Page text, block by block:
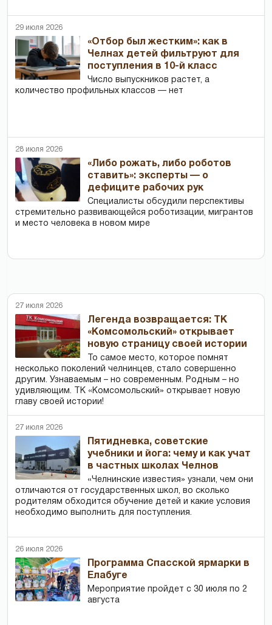
29 июля 2026
«Отбор был жестким»: как в
Челнах детей фильтруют для
поступления в 10-й класс
Число выпускников растет, а
количество профильных классов — нет
28 июля 2026
«Либо рожать, либо роботов
ставить»: эксперты — о
дефиците рабочих рук
Специалисты обсудили перспективы
стремительно развивающейся роботизации, мигрантов
и место человека в новом мире
27 июля 2026
Легенда возвращается: ТК
«Комсомольский» открывает
новую страницу своей истории
То самое место, которое помнят
несколько поколений челнинцев, стало совершенно
другим. Узнаваемым – но современным. Родным – но
удивляющим. ТК «Комсомольский» открывает новую
главу своей истории!
27 июля 2026
Пятидневка, советские
учебники и йога: чему и как учат
в частных школах Челнов
«Челнинские известия» узнали, чем они
отличаются от государственных школ, во сколько
родителям обходится обучение детей и какие условия
необходимо выполнить для поступления.
26 июля 2026
Программа Спасской ярмарки в
Елабуге
Мероприятие пройдет с 30 июля по 2
августа